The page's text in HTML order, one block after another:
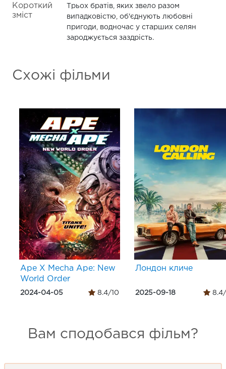
Короткий
зміст
Трьох братів, яких звело разом
випадковістю, об'єднують любовні
пригоди, водночас у старших селян
зароджується заздрість.
Схожі фільми
Ape X Mecha Ape: New
World Order
2024-04-05 8.4/10
Лондон кличе
2025-09-18 8.4/
Вам сподобався фільм?